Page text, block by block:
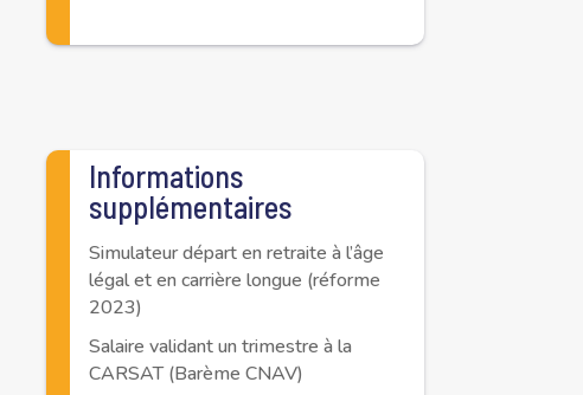
Informations
supplémentaires
Simulateur départ en retraite à l’âge
légal et en carrière longue (réforme
2023)
Salaire validant un trimestre à la
CARSAT (Barème CNAV)